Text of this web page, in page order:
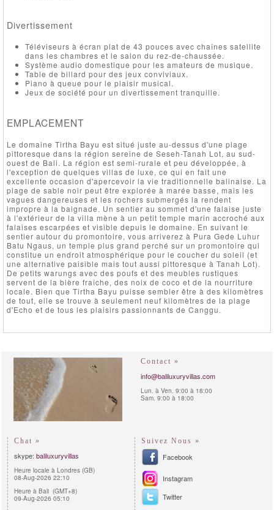
Divertissement
Téléviseurs à écran plat de 43 pouces avec chaînes satellite
dans les chambres et le salon du rez-de-chaussée.
Système audio domestique pour les amateurs de musique.
Table de billard pour des jeux conviviaux.
Piano à queue pour le plaisir musical.
Jeux de société pour un divertissement tranquille.
EMPLACEMENT
Le domaine Tirtha Bayu est situé juste au-dessus d'une plage
pittoresque dans la région sereine de Seseh-Tanah Lot, au sud-
ouest de Bali. La région est semi-rurale et peu développée, à
l'exception de quelques villas de luxe, ce qui en fait une
excellente occasion d'apercevoir la vie traditionnelle balinaise. La
plage de sable noir peut être explorée à marée basse, mais les
vagues dangereuses et les rochers submergés la rendent
impropre à la baignade. Un sentier au sommet d'une falaise juste
à l'extérieur de la villa mène à un petit temple marin accroché aux
falaises escarpées et visible depuis le domaine. En suivant le
sentier autour du promontoire, vous arriverez à Pura Gede Luhur
Batu Ngaus, un temple plus grand perché sur un promontoire qui
constitue un endroit atmosphérique pour le coucher du soleil (et
une alternative paisible mais tout aussi pittoresque à Tanah Lot).
De petits warungs avec des poufs et des meubles rustiques
servent de la bière fraîche, des noix de coco et de la nourriture
locale. Bien que Tirtha Bayu puisse sembler être à des kilomètres
de tout, elle se trouve à seulement neuf kilomètres de la plage
d'Echo et de tous les plaisirs passionnants de Canggu.
Contact »
info@baliluxuryvillas.com
Lun. à Ven. 9:00 à 18:00
Sam. 9:00 à 18:00
Chat »
skype: baliluxuryvillas
Heure locale à Londres (GB)
08-Aug-2026 22:10
Heure à Bali (GMT+8)
09-Aug-2026 05:10
Suivez Nous »
Facebook
Instagram
Twitter